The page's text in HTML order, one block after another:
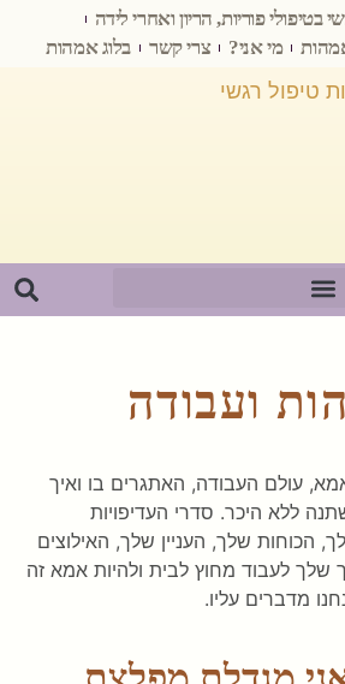
בטיפולי פוריות, הריון ואחרי לידה
מי אני? צרי קשר בלוג אמהות
ועבודה
עולם העבודה, האתגרים בו ואיך
ללא היכר. סדרי העדיפויות
הכוחות שלך, העניין שלך, האילוצים
לעבוד מחוץ לבית ולהיות אמא זה
מדברים עליו.